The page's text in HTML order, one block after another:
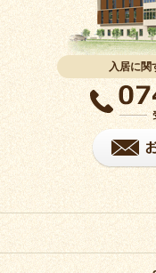
入居に関